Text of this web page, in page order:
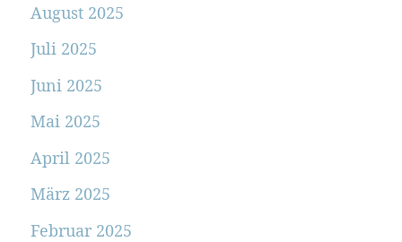
August 2025
Juli 2025
Juni 2025
Mai 2025
April 2025
März 2025
Februar 2025